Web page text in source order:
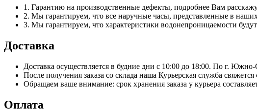
1. Гарантию на производственные дефекты, подробнее Вам
2. Мы гарантируем, что все наручные часы, представленные в
3. Мы гарантируем, что характеристики водонепроницаемости
Доставка
Доставка осуществляется в будние дни с 10:00 до 18:00. По г.
После получения заказа со склада наша Курьерская служба
Обращаем ваше внимание: срок хранения заказа у курьера
Оплата